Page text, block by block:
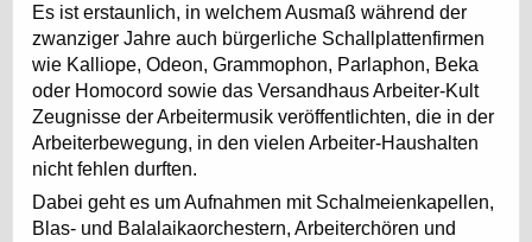
Es ist erstaunlich, in welchem Ausmaß während der
zwanziger Jahre auch bürgerliche Schallplattenfirmen
wie Kalliope, Odeon, Grammophon, Parlaphon, Beka
oder Homocord sowie das Versandhaus Arbeiter-Kult
Zeugnisse der Arbeitermusik veröffentlichten, die in der
Arbeiterbewegung, in den vielen Arbeiter-Haushalten
nicht fehlen durften.
Dabei geht es um Aufnahmen mit Schalmeienkapellen,
Blas- und Balalaikaorchestern, Arbeiterchören und